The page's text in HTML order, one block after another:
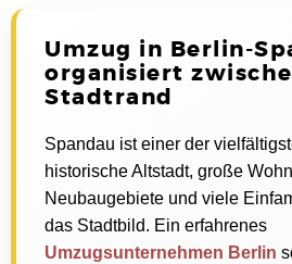
Umzug in Berlin-
organisiert
Stadtrand
Spandau ist einer der
historische Altstadt, große
Neubaugebiete und viele
das Stadtbild. Ein erfahrenes
Umzugsunternehmen Berlin